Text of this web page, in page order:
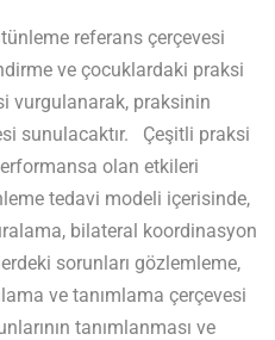
sizinle
referans çerçevesi
ve çocuklardaki praksi
vurgulanarak, praksinin
sunulacaktır. Çeşitli praksi
olan etkileri
tedavi modeli içerisinde,
bilateral koordinasyon
sorunları gözlemleme,
ve tanımlama çerçevesi
tanımlanması ve